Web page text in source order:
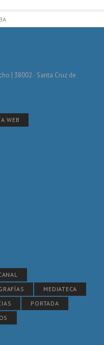
| 38002 · Santa Cruz de
WEB
MEDIATECA
PORTADA